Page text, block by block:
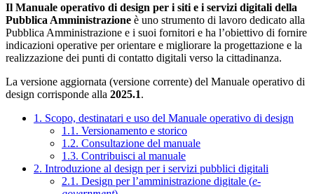
Il Manuale operativo di design per i siti e i servizi digitali della
Pubblica Amministrazione è uno strumento di lavoro dedicato alla
Pubblica Amministrazione e i suoi fornitori e ha l’obiettivo di fornire
indicazioni operative per orientare e migliorare la progettazione e la
realizzazione dei punti di contatto digitali verso la cittadinanza.
La versione aggiornata (versione corrente) del Manuale operativo di
design corrisponde alla 2025.1.
1. Scopo, destinatari e uso del Manuale operativo di design
1.1. Versionamento e storico
1.2. Consultazione del manuale
1.3. Contribuisci al manuale
2. Introduzione al design per i servizi pubblici digitali
2.1. Design per l’amministrazione digitale (e-